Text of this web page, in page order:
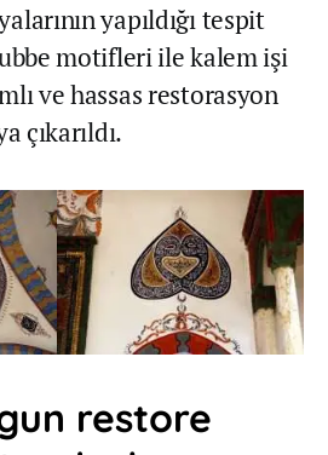
yapıldığı tespit
motifleri ile kalem işi
ve hassas restorasyon
çıkarıldı.
restore